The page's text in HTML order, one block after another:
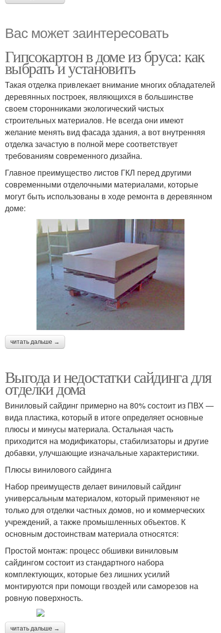
Вас может заинтересовать
Гипсокартон в доме из бруса: как
выбрать и установить
Такая отделка привлекает внимание многих обладателей
деревянных построек, являющихся в большинстве
своем сторонниками экологический чистых
строительных материалов. Не всегда они имеют
желание менять вид фасада здания, а вот внутренняя
отделка зачастую в полной мере соответствует
требованиям современного дизайна.
Главное преимущество листов ГКЛ перед другими
современными отделочными материалами, которые
могут быть использованы в ходе ремонта в деревянном
доме:
читать дальше →
Выгода и недостатки сайдинга для
отделки дома
Виниловый сайдинг примерно на 80% состоит из ПВХ —
вида пластика, который в итоге определяет основные
плюсы и минусы материала. Остальная часть
приходится на модификаторы, стабилизаторы и другие
добавки, улучшающие изначальные характеристики.
Плюсы винилового сайдинга
Набор преимуществ делает виниловый сайдинг
универсальным материалом, который применяют не
только для отделки частных домов, но и коммерческих
учреждений, а также промышленных объектов. К
основным достоинствам материала относятся:
Простой монтаж: процесс обшивки виниловым
сайдингом состоит из стандартного набора
комплектующих, которые без лишних усилий
монтируются при помощи гвоздей или саморезов на
ровную поверхность.
читать дальше →